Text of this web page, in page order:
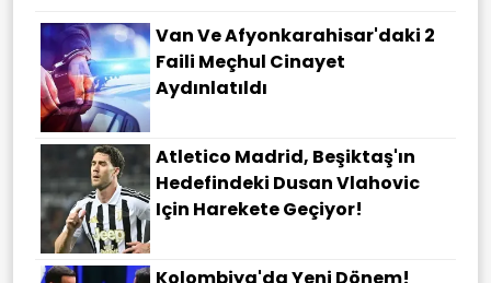
Van Ve Afyonkarahisar'daki 2
Faili Meçhul Cinayet
Aydınlatıldı
Atletico Madrid, Beşiktaş'ın
Hedefindeki Dusan Vlahovic
Için Harekete Geçiyor!
Kolombiya'da Yeni Dönem!